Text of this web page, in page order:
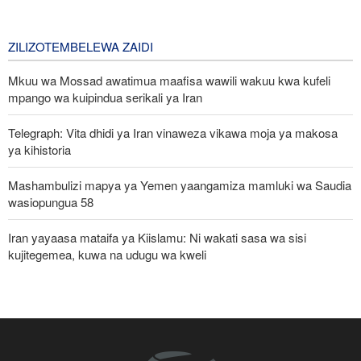
ZILIZOTEMBELEWA ZAIDI
Mkuu wa Mossad awatimua maafisa wawili wakuu kwa kufeli
mpango wa kuipindua serikali ya Iran
Telegraph: Vita dhidi ya Iran vinaweza vikawa moja ya makosa
ya kihistoria
Mashambulizi mapya ya Yemen yaangamiza mamluki wa Saudia
wasiopungua 58
Iran yayaasa mataifa ya Kiislamu: Ni wakati sasa wa sisi
kujitegemea, kuwa na udugu wa kweli